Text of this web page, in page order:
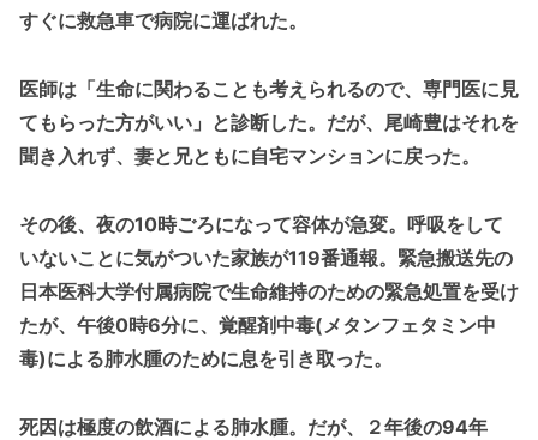
すぐに救急車で病院に運ばれた。
医師は「生命に関わることも考えられるので、専門医に見
てもらった方がいい」と診断した。だが、尾崎豊はそれを
聞き入れず、妻と兄ともに自宅マンションに戻った。
その後、夜の10時ごろになって容体が急変。呼吸をして
いないことに気がついた家族が119番通報。緊急搬送先の
日本医科大学付属病院で生命維持のための緊急処置を受け
たが、午後0時6分に、覚醒剤中毒(メタンフェタミン中
毒)による肺水腫のために息を引き取った。
死因は極度の飲酒による肺水腫。だが、２年後の94年